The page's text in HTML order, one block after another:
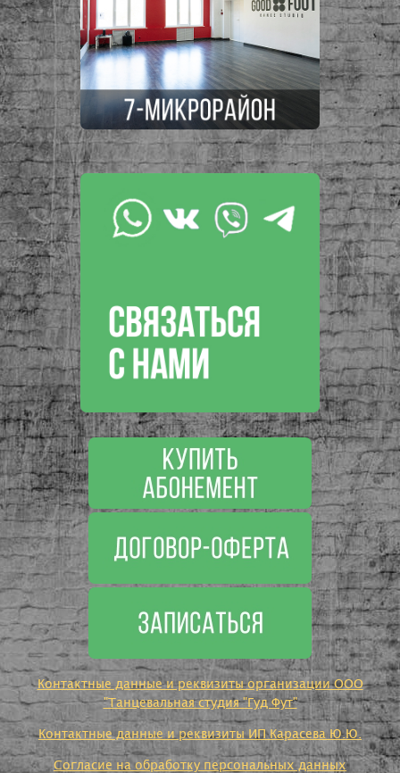
Контактные данные и реквизиты организации ООО
"Танцевальная студия "Гуд Фут"
Контактные данные и реквизиты ИП Карасева Ю.Ю.
Согласие на обработку персональных данных